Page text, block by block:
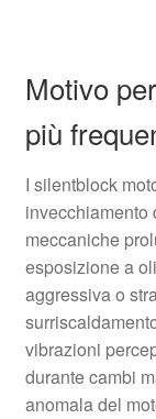
Motivo
più
I silentblock
invecchiamento
meccaniche
esposizione a
aggressiva o
vibrazioni
durante cambi
anomala del